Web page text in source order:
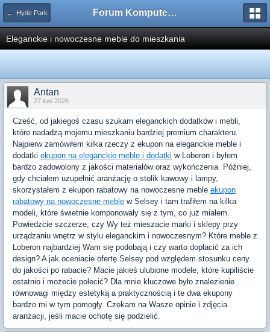
← Hyde Park Forum Komputerowe PCFoster.pl
Eleganckie i nowoczesne meble do mieszkania
Antan
27 kwi 2026
Cześć, od jakiegoś czasu szukam eleganckich dodatków i mebli,
które nadadzą mojemu mieszkaniu bardziej premium charakteru.
Najpierw zamówiłem kilka rzeczy z ekupon na eleganckie meble i
dodatki ekupon na eleganckie meble i dodatki w Loberon i byłem
bardzo zadowolony z jakości materiałów oraz wykończenia. Później,
gdy chciałem uzupełnić aranżację o stolik kawowy i lampy,
skorzystałem z ekupon rabatowy na nowoczesne meble ekupon
rabatowy na nowoczesne meble w Selsey i tam trafiłem na kilka
modeli, które świetnie komponowały się z tym, co już miałem.
Powiedzcie szczerze, czy Wy też mieszacie marki i sklepy przy
urządzaniu wnętrz w stylu eleganckim i nowoczesnym? Które meble z
Loberon najbardziej Wam się podobają i czy warto dopłacić za ich
design? A jak oceniacie ofertę Selsey pod względem stosunku ceny
do jakości po rabacie? Macie jakieś ulubione modele, które kupiliście
ostatnio i możecie polecić? Dla mnie kluczowe było znalezienie
równowagi między estetyką a praktycznością i te dwa ekupony
bardzo mi w tym pomogły. Czekam na Wasze opinie i zdjęcia
aranżacji, jeśli macie ochotę się podzielić.